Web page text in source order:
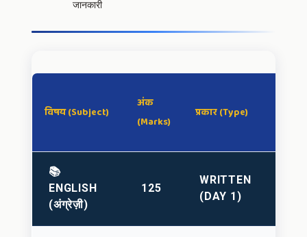
जानकारी
विषय (Subject)
अंक
(Marks)
प्रकार (Type)
📚
ENGLISH
(अंग्रेज़ी)
125
WRITTEN
(DAY 1)